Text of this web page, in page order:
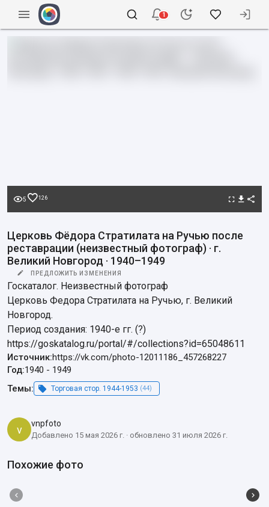
1
5 126
Церковь Фёдора Стратилата на Ручью после
реставрации (неизвестный фотограф) · г.
Великий Новгород · 1940–1949
ПРЕДЛОЖИТЬ ИЗМЕНЕНИЯ
Госкаталог. Неизвестный фотограф
Церковь Федора Стратилата на Ручью, г. Великий
Новгород.
Период создания: 1940-е гг. (?)
https://goskatalog.ru/portal/#/collections?id=65048611
Источник:https://vk.com/photo-12011186_457268227
Год:1940 - 1949
Темы:
Торговая стор. 1944-1953 (44)
v vnpfoto
Добавлено 15 мая 2026 г. · обновлено 31 июля 2026 г.
Похожие фото